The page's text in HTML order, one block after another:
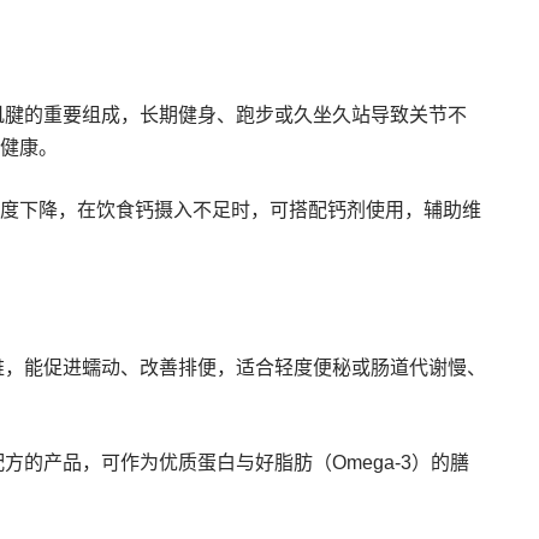
的重要组成，长期健身、跑步或久坐久站导致关节不
康。
下降，在饮食钙摄入不足时，可搭配钙剂使用，辅助维
能促进蠕动、改善排便，适合轻度便秘或肠道代谢慢、
的产品，可作为优质蛋白与好脂肪（Omega-3）的膳